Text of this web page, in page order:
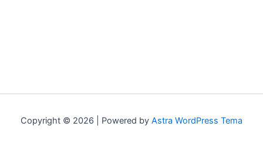
Copyright © 2026 | Powered by Astra WordPress Tema